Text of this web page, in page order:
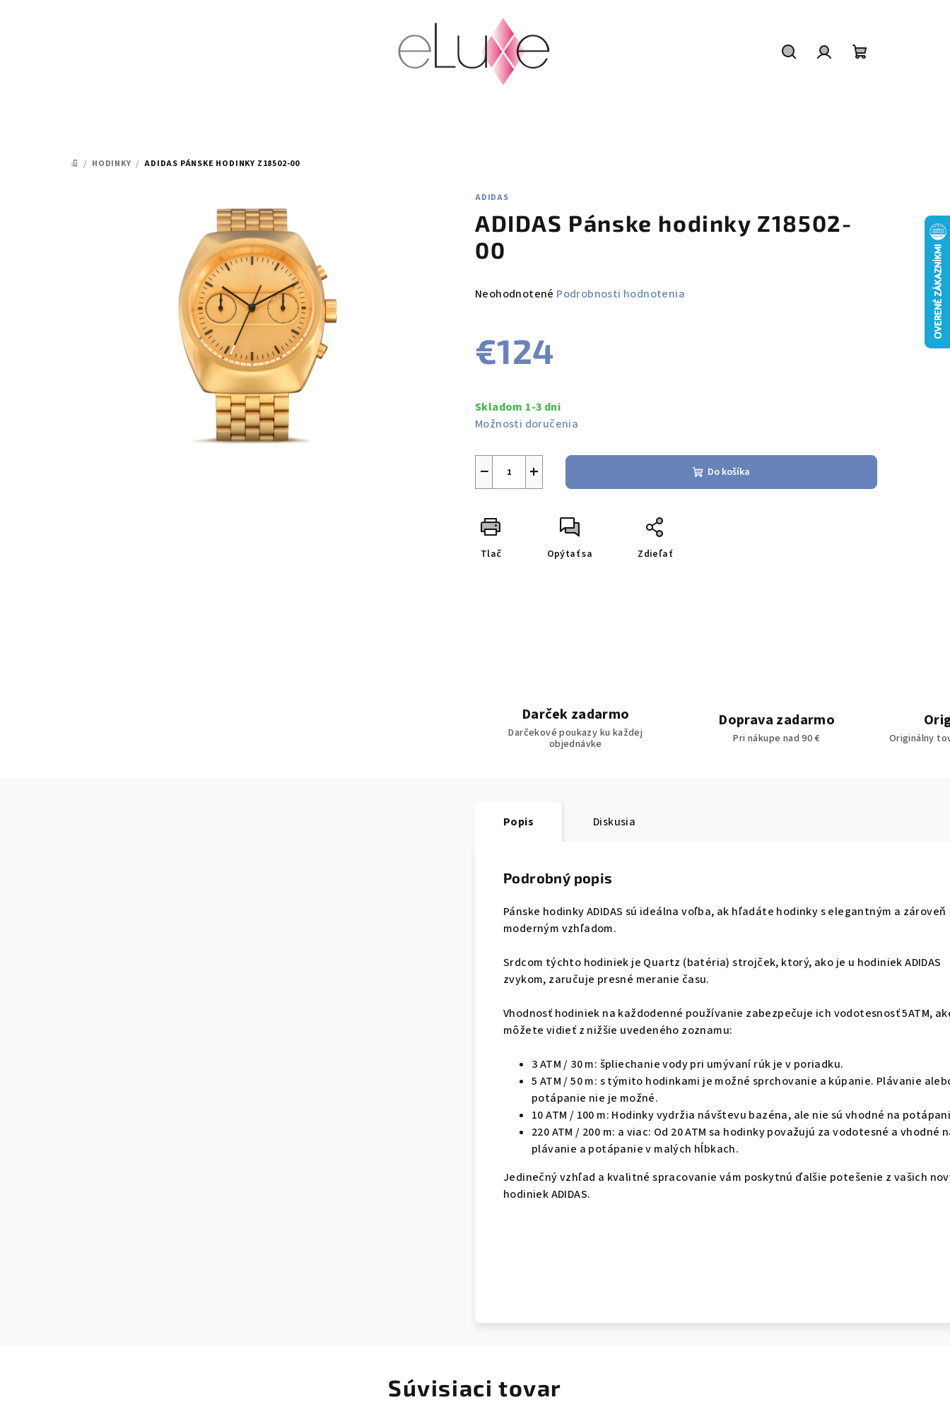
DOMOV
/ HODINKY / ADIDAS PÁNSKE HODINKY Z18502-00
ADIDAS
ADIDAS Pánske hodinky Z18502-
00
Priemerné
je
0,0
hviezdičiek.
Neohodnotené Podrobnosti hodnotenia
€124
cena:
Skladom 1-3 dni
Možnosti doručenia
+
− Do košíka
Tlač Opýtať sa Zdieľať
Darček zadarmo
Darčekové poukazy ku každej
objednávke
Doprava zadarmo
Pri nákupe nad 90 € Originálny
Popis Diskusia
Podrobný popis
Pánske hodinky ADIDAS sú ideálna voľba, ak hľadáte hodinky s elegantným a zároveň
moderným vzhľadom.
Srdcom týchto hodiniek je Quartz (batéria) strojček, ktorý, ako je u hodiniek ADIDAS
zvykom, zaručuje presné meranie času.
Vhodnosť hodiniek na každodenné používanie zabezpečuje ich vodotesnosť 5ATM,
môžete vidieť z nižšie uvedeného zoznamu:
3 ATM / 30 m: špliechanie vody pri umývaní rúk je v poriadku.
5 ATM / 50 m: s týmito hodinkami je možné sprchovanie a kúpanie. Plávanie
potápanie nie je možné.
10 ATM / 100 m: Hodinky vydržia návštevu bazéna, ale nie sú vhodné na
220 ATM / 200 m: a viac: Od 20 ATM sa hodinky považujú za vodotesné a vhodné
plávanie a potápanie v malých hĺbkach.
Jedinečný vzhľad a kvalitné spracovanie vám poskytnú ďalšie potešenie z vašich
hodiniek ADIDAS.
Súvisiaci tovar